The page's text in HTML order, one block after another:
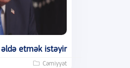
əldə etmək istəyir
Cəmiyyət